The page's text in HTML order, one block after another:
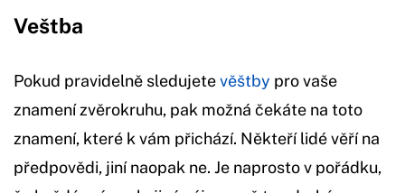
Veštba
Pokud pravidelně sledujetevěštby pro vaše
znamení zvěrokruhu, pak možná čekáte na toto
znamení, které k vám přichází. Někteří lidé věří na
předpovědi, jiní naopak ne. Je naprosto v pořádku,